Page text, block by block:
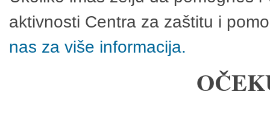
aktivnosti Centra za zaštitu i
nas za više informacija.